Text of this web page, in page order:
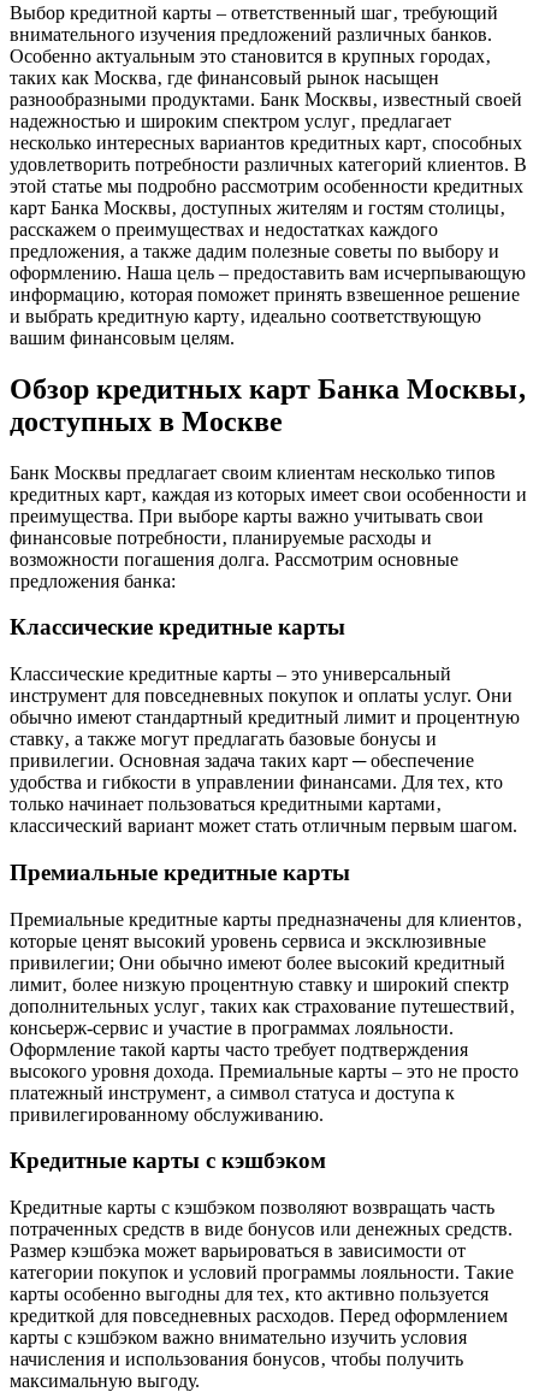
Выбор кредитной карты – ответственный шаг‚ требующий
внимательного изучения предложений различных банков.
Особенно актуальным это становится в крупных городах‚
таких как Москва‚ где финансовый рынок насыщен
разнообразными продуктами. Банк Москвы‚ известный своей
надежностью и широким спектром услуг‚ предлагает
несколько интересных вариантов кредитных карт‚ способных
удовлетворить потребности различных категорий клиентов. В
этой статье мы подробно рассмотрим особенности кредитных
карт Банка Москвы‚ доступных жителям и гостям столицы‚
расскажем о преимуществах и недостатках каждого
предложения‚ а также дадим полезные советы по выбору и
оформлению. Наша цель – предоставить вам исчерпывающую
информацию‚ которая поможет принять взвешенное решение
и выбрать кредитную карту‚ идеально соответствующую
вашим финансовым целям.
Обзор кредитных карт Банка Москвы‚
доступных в Москве
Банк Москвы предлагает своим клиентам несколько типов
кредитных карт‚ каждая из которых имеет свои особенности и
преимущества. При выборе карты важно учитывать свои
финансовые потребности‚ планируемые расходы и
возможности погашения долга. Рассмотрим основные
предложения банка:
Классические кредитные карты
Классические кредитные карты – это универсальный
инструмент для повседневных покупок и оплаты услуг. Они
обычно имеют стандартный кредитный лимит и процентную
ставку‚ а также могут предлагать базовые бонусы и
привилегии. Основная задача таких карт ─ обеспечение
удобства и гибкости в управлении финансами. Для тех‚ кто
только начинает пользоваться кредитными картами‚
классический вариант может стать отличным первым шагом.
Премиальные кредитные карты
Премиальные кредитные карты предназначены для клиентов‚
которые ценят высокий уровень сервиса и эксклюзивные
привилегии; Они обычно имеют более высокий кредитный
лимит‚ более низкую процентную ставку и широкий спектр
дополнительных услуг‚ таких как страхование путешествий‚
консьерж-сервис и участие в программах лояльности.
Оформление такой карты часто требует подтверждения
высокого уровня дохода. Премиальные карты – это не просто
платежный инструмент‚ а символ статуса и доступа к
привилегированному обслуживанию.
Кредитные карты с кэшбэком
Кредитные карты с кэшбэком позволяют возвращать часть
потраченных средств в виде бонусов или денежных средств.
Размер кэшбэка может варьироваться в зависимости от
категории покупок и условий программы лояльности. Такие
карты особенно выгодны для тех‚ кто активно пользуется
кредиткой для повседневных расходов. Перед оформлением
карты с кэшбэком важно внимательно изучить условия
начисления и использования бонусов‚ чтобы получить
максимальную выгоду.